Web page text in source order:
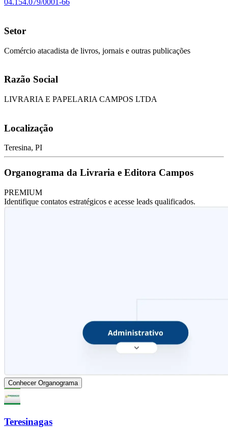
04.154.079/0001-66
Setor
Comércio atacadista de livros, jornais e outras publicações
Razão Social
LIVRARIA E PAPELARIA CAMPOS LTDA
Localização
Teresina, PI
Organograma da Livraria e Editora Campos
PREMIUM
Identifique contatos estratégicos e acesse leads qualificados.
Conhecer Organograma
Teresinagas